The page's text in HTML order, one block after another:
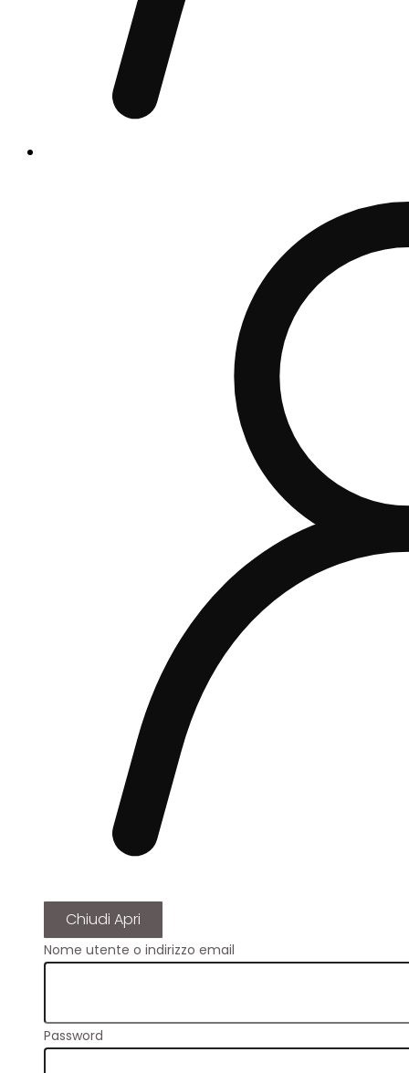
Chiudi Apri
Nome utente o indirizzo email
Password